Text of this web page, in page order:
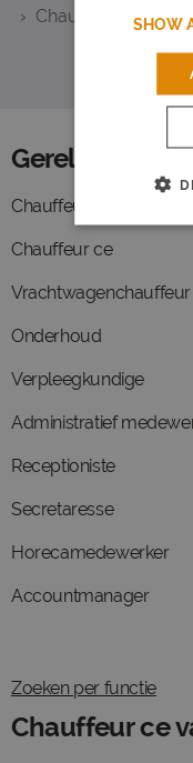
Chauffeur ce
Gerelateerde
Chauffeur
Chauffeur ce
Vrachtwagenchauffeur
Onderhoud
Verpleegkundige
Administratief
Receptioniste
Secretaresse
Horecamedewerker
Accountmanager
Zoeken per functie
Chauffeur ce
SHOW